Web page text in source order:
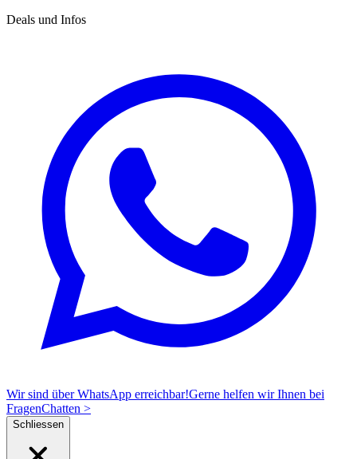
Deals und Infos
Wir sind über WhatsApp erreichbar!Gerne helfen wir Ihnen bei
FragenChatten >
Schliessen